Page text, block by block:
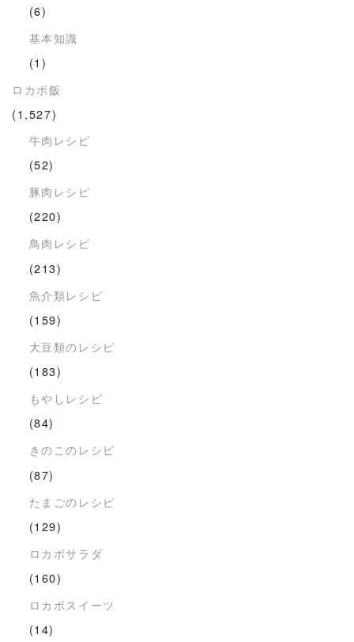
(6)
基本知識
(1)
ロカボ飯
(1,527)
牛肉レシピ
(52)
豚肉レシピ
(220)
鳥肉レシピ
(213)
魚介類レシピ
(159)
大豆類のレシピ
(183)
もやしレシピ
(84)
きのこのレシピ
(87)
たまごのレシピ
(129)
ロカボサラダ
(160)
ロカボスイーツ
(14)